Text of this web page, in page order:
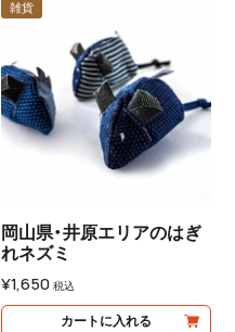
雑貨
岡山県・井原エリアのはぎ
れネズミ
¥1,650 税込
カートに入れる